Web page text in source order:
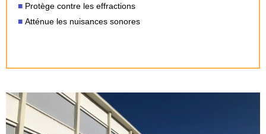
Protège contre les effractions
Atténue les nuisances sonores